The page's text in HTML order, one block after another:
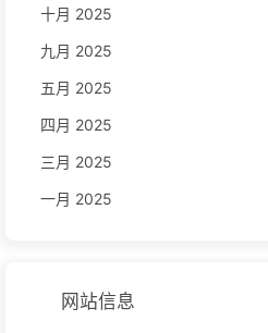
十月 2025
九月 2025
五月 2025
四月 2025
三月 2025
一月 2025
网站信息